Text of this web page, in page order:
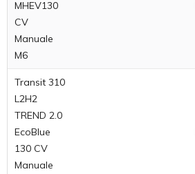
MHEV130
CV
Manuale
M6
Transit 310
L2H2
TREND 2.0
EcoBlue
130 CV
Manuale